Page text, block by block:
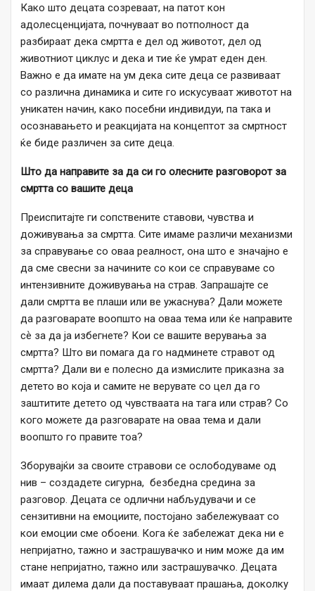
Како што децата созреваат, на патот кон
адолесценцијата, почнуваат во потполност да
разбираат дека смртта е дел од животот, дел од
животниот циклус и дека и тие ќе умрат еден ден.
Важно е да имате на ум дека сите деца се развиваат
со различна динамика и сите го искусуваат животот на
уникатен начин, како посебни индивидуи, па така и
осознавањето и реакцијата на концептот за смртност
ќе биде различен за сите деца.
Што да направите за да си го олесните разговорот за
смртта со вашите деца
Преиспитајте ги сопствените ставови, чувства и
доживувања за смртта. Сите имаме различи механизми
за справување со оваа реалност, она што е значајно е
да сме свесни за начините со кои се справуваме со
интензивните доживувања на страв. Запрашајте се
дали смртта ве плаши или ве ужаснува? Дали можете
да разговарате воопшто на оваа тема или ќе направите
сѐ за да ја избегнете? Кои се вашите верувања за
смртта? Што ви помага да го надминете стравот од
смртта? Дали ви е полесно да измислите приказна за
детето во која и самите не верувате со цел да го
заштитите детето од чувстваата на тага или страв? Со
кого можете да разговарате на оваа тема и дали
воопшто го правите тоа?
Зборувајќи за своите стравови се ослободуваме од
нив – создадете сигурна, безбедна средина за
разговор. Децата се одлични набљудувачи и се
сензитивни на емоциите, постојано забележуваат со
кои емоции сме обоени. Кога ќе забележат дека ни е
непријатно, тажно и застрашувачко и ним може да им
стане непријатно, тажно или застрашувачко. Децата
имаат дилема дали да поставуваат прашања, доколку